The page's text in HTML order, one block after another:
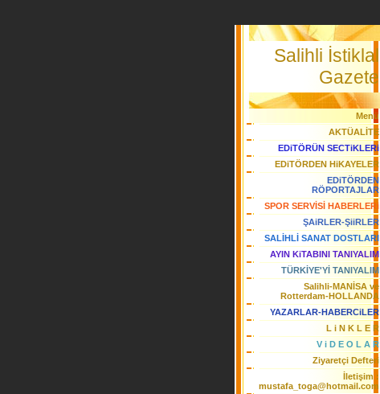
Salihli İstiklal
Gazete
Menü
AKTÜALİTE
EDiTÖRÜN SECTiKLERi
EDiTÖRDEN HiKAYELER
EDiTÖRDEN
RÖPORTAJLAR
SPOR SERVİSİ HABERLERi
ŞAiRLER-ŞiiRLER
SALİHLİ SANAT DOSTLARI
AYIN KiTABINI TANIYALIM
TÜRKİYE'Yİ TANIYALIM
Salihli-MANİSA ve
Rotterdam-HOLLANDA
YAZARLAR-HABERCiLER
L i N K L E R
V i D E O L A R
Ziyaretçi Defteri
İletişim :
mustafa_toga@hotmail.com